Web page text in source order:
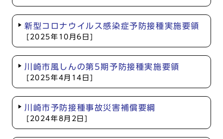
新型コロナウイルス感染症予防接種実施要領
[2025年10月6日]
川崎市風しんの第5期予防接種実施要領
[2025年4月14日]
川崎市予防接種事故災害補償要綱
[2024年8月2日]